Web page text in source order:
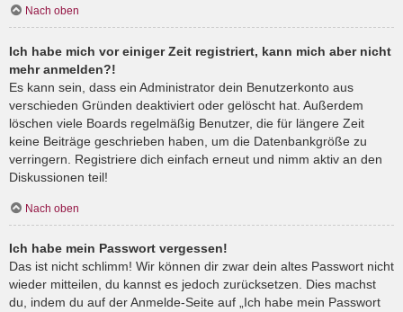
Nach oben
Ich habe mich vor einiger Zeit registriert, kann mich aber nicht
mehr anmelden?!
Es kann sein, dass ein Administrator dein Benutzerkonto aus
verschieden Gründen deaktiviert oder gelöscht hat. Außerdem
löschen viele Boards regelmäßig Benutzer, die für längere Zeit
keine Beiträge geschrieben haben, um die Datenbankgröße zu
verringern. Registriere dich einfach erneut und nimm aktiv an den
Diskussionen teil!
Nach oben
Ich habe mein Passwort vergessen!
Das ist nicht schlimm! Wir können dir zwar dein altes Passwort nicht
wieder mitteilen, du kannst es jedoch zurücksetzen. Dies machst
du, indem du auf der Anmelde-Seite auf „Ich habe mein Passwort